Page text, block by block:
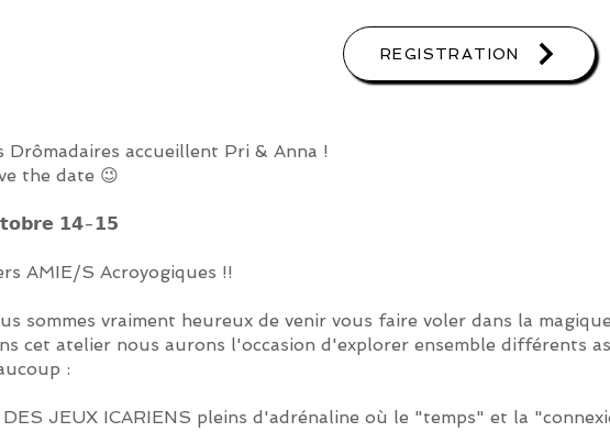
REGISTRATION
Drômadaires accueillent Pri & Anna !
the date 😉
𝟭𝟰-𝟭𝟱
AMIE/S Acroyogiques !!
sommes vraiment heureux de venir vous faire voler dans la
cet atelier nous aurons l'occasion d'explorer ensemble différents
:
DES JEUX ICARIENS pleins d'adrénaline où le "temps" et la